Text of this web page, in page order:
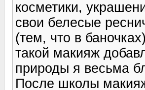
косметики,
свои белесые
(тем, что в
такой макияж
природы я весьма
После школы